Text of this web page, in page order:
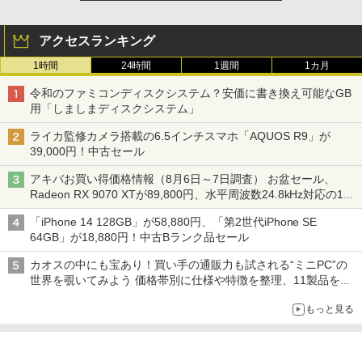
アクセスランキング
1時間 24時間 1週間 1カ月
令和のファミコンディスクシステム？安価に書き換え可能なGB
用「しましまディスクシステム」
ライカ監修カメラ搭載の6.5インチスマホ「AQUOS R9」が
39,000円！中古セール
アキバお買い得価格情報（8月6日～7日調査） お盆セール、
Radeon RX 9070 XTが89,800円、水平周波数24.8kHz対応の17
型モニターが9,801円、暑さ指数連動セール ほか
「iPhone 14 128GB」が58,880円、「第2世代iPhone SE
64GB」が18,880円！中古Bランク品セール
カオスの中にも宝あり！買い手の通販力も試される“ミニPC”の
世界を覗いてみよう 価格帯別に仕様や特徴を整理、11製品をピ
もっと見る